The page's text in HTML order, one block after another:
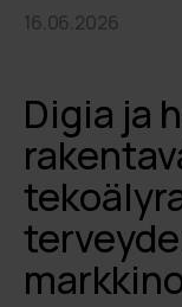
16.06.2026
Digia ja